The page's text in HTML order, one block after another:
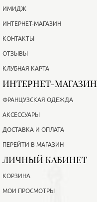
ИМИДЖ
ИНТЕРНЕТ-МАГАЗИН
КОНТАКТЫ
ОТЗЫВЫ
КЛУБНАЯ КАРТА
ИНТЕРНЕТ-МАГАЗИН
ФРАНЦУЗСКАЯ ОДЕЖДА
АКСЕССУАРЫ
ДОСТАВКА И ОПЛАТА
ПЕРЕЙТИ В МАГАЗИН
ЛИЧНЫЙ КАБИНЕТ
КОРЗИНА
МОИ ПРОСМОТРЫ